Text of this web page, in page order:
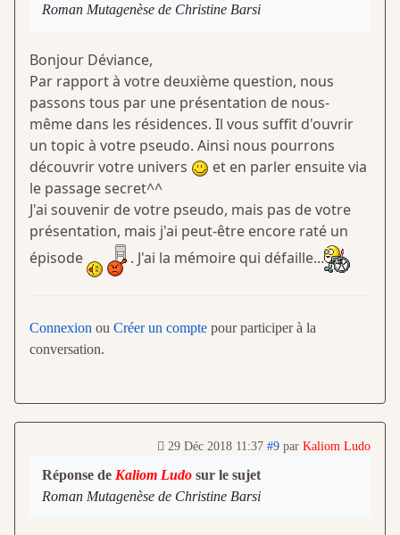
Roman Mutagenèse de Christine Barsi
Bonjour Déviance,
Par rapport à votre deuxième question, nous
passons tous par une présentation de nous-
même dans les résidences. Il vous suffit d'ouvrir
un topic à votre pseudo. Ainsi nous pourrons
découvrir votre univers
et en parler ensuite via
le passage secret^^
J'ai souvenir de votre pseudo, mais pas de votre
présentation, mais j'ai peut-être encore raté un
épisode
. J'ai la mémoire qui défaille...
Connexion ou Créer un compte pour participer à la
conversation.
29 Déc 2018 11:37 #9 par Kaliom Ludo
Réponse de Kaliom Ludo sur le sujet
Roman Mutagenèse de Christine Barsi